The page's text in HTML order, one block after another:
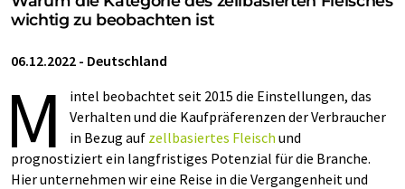
wichtig zu beobachten ist
06.12.2022 - Deutschland
M
intel beobachtet seit 2015 die Einstellungen, das
Verhalten und die Kaufpräferenzen der Verbraucher
in Bezug auf zellbasiertes Fleisch und
prognostiziert ein langfristiges Potenzial für die Branche.
Hier unternehmen wir eine Reise in die Vergangenheit und